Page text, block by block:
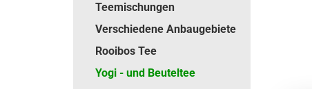
Teemischungen
Verschiedene Anbaugebiete
Rooibos Tee
Yogi - und Beuteltee